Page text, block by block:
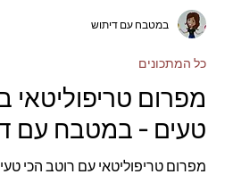
היטב להוסיף נטורינה ולערבב
קמח, א. אפיה ולאחד הכל. לחלק
מפרום טריפוליטאי
טעים - במטבח עם
מפרום טריפוליטאי עם רוטב הכי
כל המתכונים
במטבח עם דיתוש